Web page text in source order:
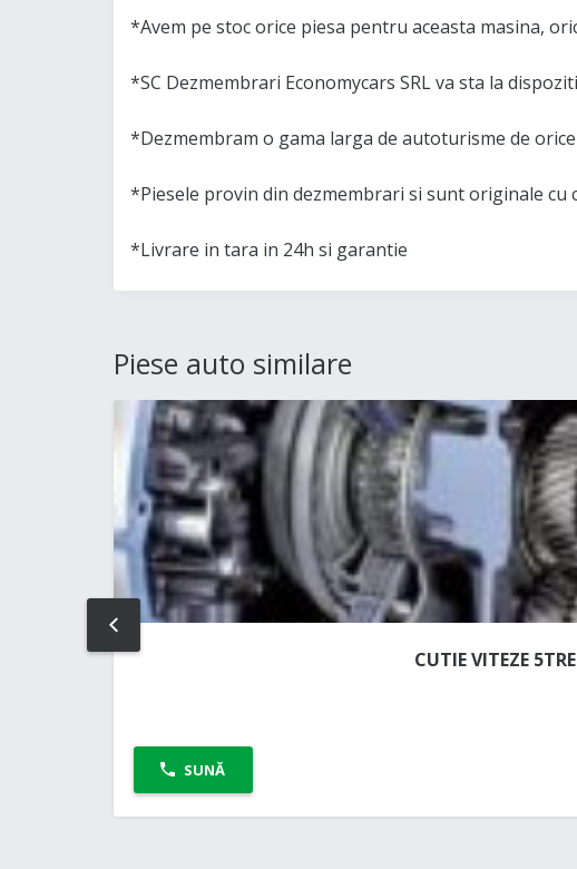
*Avem pe stoc orice piesa pentru aceasta masina,
*SC Dezmembrari Economycars SRL va sta la
*Dezmembram o gama larga de autoturisme de
*Piesele provin din dezmembrari si sunt originale cu
*Livrare in tara in 24h si garantie
Piese auto similare
CUTIE VITEZE
SUNĂ
PREV